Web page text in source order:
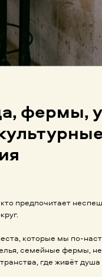
фермы,
кто предпочитает
которые мы по-
семейные фермы,
где живёт душа